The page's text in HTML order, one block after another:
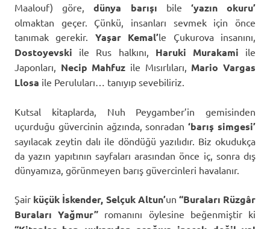
Maalouf) göre,dünya barışı bile ‘yazın okuru’
olmaktan geçer. Çünkü, insanları sevmek için önce
tanımak gerekir. Yaşar Kemal’le Çukurova insanını,
Dostoyevski ile Rus halkını, Haruki Murakami ile
Japonları, Necip Mahfuz ile Mısırlıları, Mario Vargas
Llosa ile Peruluları… tanıyıp sevebiliriz.
Kutsal kitaplarda, Nuh Peygamber’in gemisinden
uçurduğu güvercinin ağzında, sonradan‘barış simgesi’
sayılacak zeytin dalı ile döndüğü yazılıdır. Biz okudukça
da yazın yapıtının sayfaları arasından önce iç, sonra dış
dünyamıza, görünmeyen barış güvercinleri havalanır.
Şair küçük İskender, Selçuk Altun’un “Buraları Rüzgâr
Buraları Yağmur” romanını öylesine beğenmiştir ki